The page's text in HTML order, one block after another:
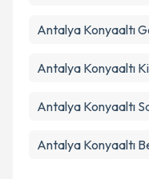
Kişisel
Antalya Konyaaltı
Antalya Konyaaltı
Antalya Konyaaltı
Antalya Konyaaltı